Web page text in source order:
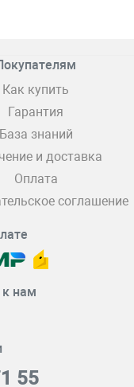
Как купить
Гарантия
База знаний
и доставка
Оплата
соглашение
к нам
55